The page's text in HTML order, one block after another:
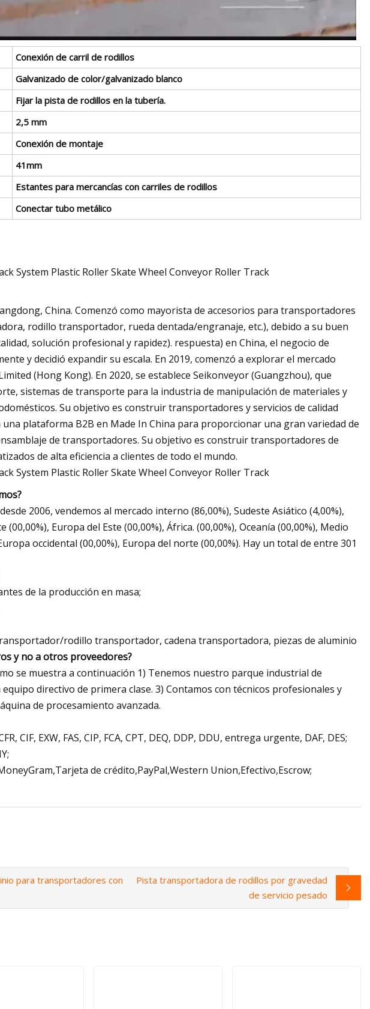
Conexión de carril de rodillos
Galvanizado de color/galvanizado blanco
Fijar la pista de rodillos en la tubería.
2,5 mm
Conexión de montaje
41mm
Estantes para mercancías con carriles de rodillos
Conectar tubo metálico
China. Comenzó como mayorista de accesorios para transportadores
rodillo transportador, rueda dentada/engranaje, etc.), debido a su buen
solución profesional y rapidez). respuesta) en China, el negocio de
y decidió expandir su escala. En 2019, comenzó a explorar el mercado
(Hong Kong). En 2020, se establece Seikonveyor (Guangzhou), que
sistemas de transporte para la industria de manipulación de materiales y
Su objetivo es construir transportadores y servicios de calidad
una plataforma B2B en Made In China para proporcionar una gran variedad de
de transportadores. Su objetivo es construir transportadores de
de alta eficiencia a clientes de todo el mundo.
2006, vendemos al mercado interno (86,00%), Sudeste Asiático (4,00%),
Europa del Este (00,00%), África. (00,00%), Oceanía (00,00%), Medio
occidental (00,00%), Europa del norte (00,00%). Hay un total de entre 301
de la producción en masa;
rodillo transportador, cadena transportadora, piezas de aluminio
y no a otros proveedores?
se muestra a continuación 1) Tenemos nuestro parque industrial de
directivo de primera clase. 3) Contamos con técnicos profesionales y
de procesamiento avanzada.
CIF, EXW, FAS, CIP, FCA, CPT, DEQ, DDP, DDU, entrega urgente, DAF, DES;
de crédito,PayPal,Western Union,Efectivo,Escrow;
para transportadores con
Pista transportadora de rodillos por gravedad
de servicio pesado